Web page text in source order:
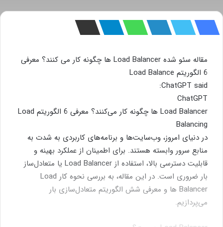
مقاله سئو شده Load Balancer ها چگونه کار می کنند؟ معرفی
6 الگوریتم Load Balance
ChatGPT said:
ChatGPT
Load Balancer ها چگونه کار می‌کنند؟ معرفی 6 الگوریتم Load
Balancing
در دنیای امروز، وب‌سایت‌ها و برنامه‌های کاربردی به شدت به
منابع سرور وابسته هستند. برای اطمینان از عملکرد بهینه و
قابلیت دسترسی بالا، استفاده از Load Balancer یا متعادل‌ساز
بار ضروری است. در این مقاله، به بررسی نحوه کار Load
Balancer ها و معرفی شش الگوریتم متعادل‌سازی بار
می‌پردازیم.